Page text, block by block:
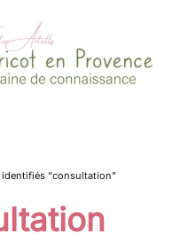
principal
“consultation”